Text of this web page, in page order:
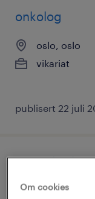
onkolog
oslo, oslo
vikariat
publisert 22 juli
spesialist i
Om cookies